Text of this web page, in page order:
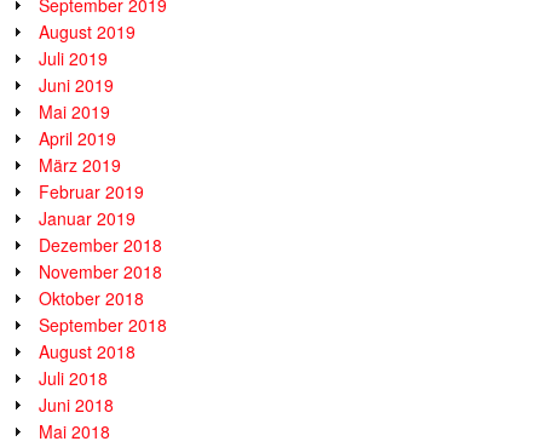
September 2019
August 2019
Juli 2019
Juni 2019
Mai 2019
April 2019
März 2019
Februar 2019
Januar 2019
Dezember 2018
November 2018
Oktober 2018
September 2018
August 2018
Juli 2018
Juni 2018
Mai 2018